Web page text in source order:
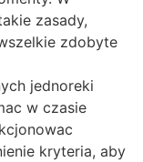
zasady,
zdobyte
jednoreki
w czasie
kryteria, aby